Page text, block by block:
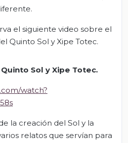
el siguiente video sobre el
Quinto Sol y Xipe Totec.
Sol y Xipe Totec.
watch?
la creación del Sol y la
relatos que servían para